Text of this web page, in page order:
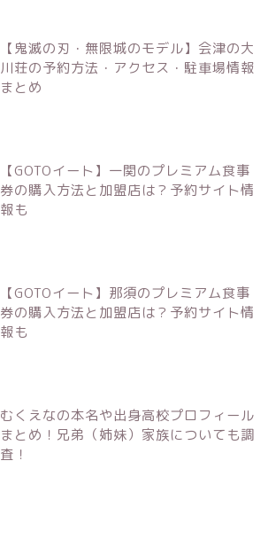
【鬼滅の刃・無限城のモデル】会津の大
川荘の予約方法・アクセス・駐車場情報
まとめ
【GOTOイート】一関のプレミアム食事
券の購入方法と加盟店は？予約サイト情
報も
【GOTOイート】那須のプレミアム食事
券の購入方法と加盟店は？予約サイト情
報も
むくえなの本名や出身高校プロフィール
まとめ！兄弟（姉妹）家族についても調
査！